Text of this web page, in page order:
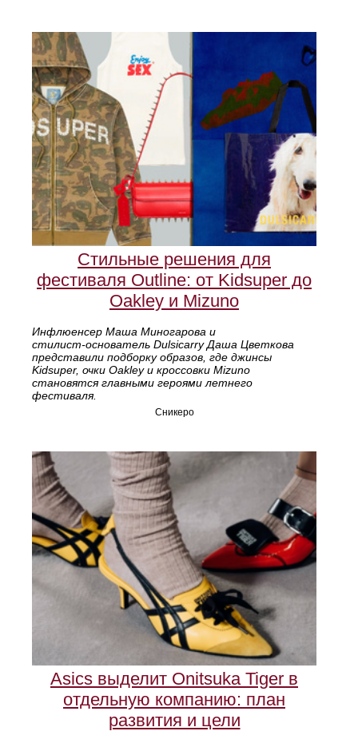
Стильные решения для
фестиваля Outline: от Kidsuper до
Oakley и Mizuno
Инфлюенсер Маша Миногарова и
стилист‑основатель Dulsicarry Даша Цветкова
представили подборку образов, где джинсы
Kidsuper, очки Oakley и кроссовки Mizuno
становятся главными героями летнего
фестиваля.
Сникеро
Asics выделит Onitsuka Tiger в
отдельную компанию: план
развития и цели